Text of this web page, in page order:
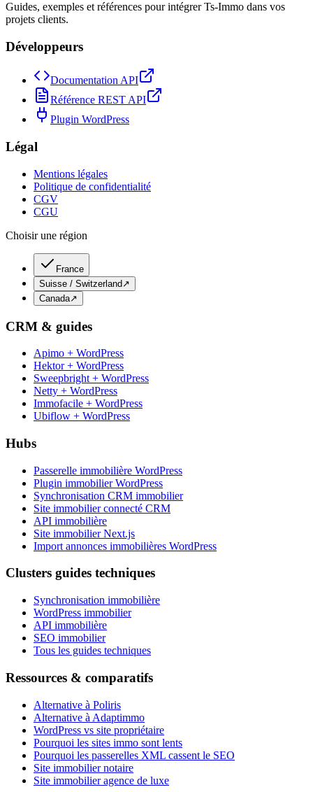
Guides, exemples et références pour intégrer Ts-Immo dans vos
projets clients.
Développeurs
Documentation API
Référence REST API
Plugin WordPress
Légal
Mentions légales
Politique de confidentialité
CGV
CGU
Choisir une région
France
Suisse / Switzerland ↗
Canada↗
CRM & guides
Apimo + WordPress
Hektor + WordPress
Sweepbright + WordPress
Netty + WordPress
Immofacile + WordPress
Ubiflow + WordPress
Hubs
Passerelle immobilière WordPress
Plugin immobilier WordPress
Synchronisation CRM immobilier
Site immobilier connecté CRM
API immobilière
Site immobilier Next.js
Import annonces immobilières WordPress
Clusters guides techniques
Synchronisation immobilière
WordPress immobilier
API immobilière
SEO immobilier
Tous les guides techniques
Ressources & comparatifs
Alternative à Poliris
Alternative à Adaptimmo
WordPress vs site propriétaire
Pourquoi les sites immo sont lents
Pourquoi les passerelles XML cassent le SEO
Site immobilier notaire
Site immobilier agence de luxe